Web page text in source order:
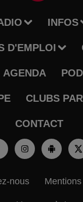
INFOS
D'EMPLOI
AGENDA
CLUBS
CONTACT
nous